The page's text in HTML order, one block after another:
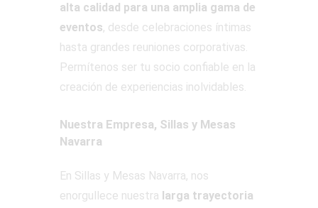
alta calidad para una amplia gama de
eventos, desde celebraciones íntimas
hasta grandes reuniones corporativas.
Permítenos ser tu socio confiable en la
creación de experiencias inolvidables.
Nuestra Empresa, Sillas y Mesas
Navarra
En Sillas y Mesas Navarra, nos
enorgullece nuestra larga trayectoria